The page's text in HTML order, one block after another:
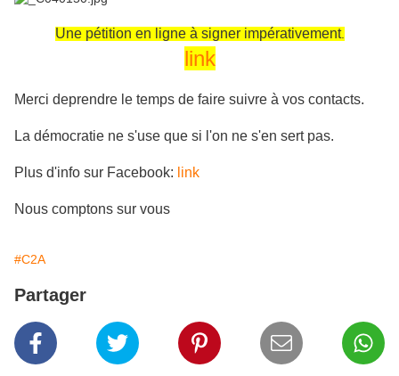
Une pétition en ligne à signer impérativement.
link
Merci deprendre le temps de faire suivre à vos contacts.
La démocratie ne s'use que si l'on ne s'en sert pas.
Plus d'info sur Facebook: link
Nous comptons sur vous
#C2A
Partager